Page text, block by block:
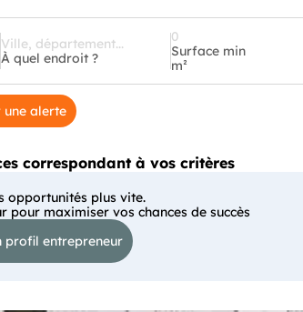
À quel endroit ?
Surface min
m²
une alerte
correspondant à vos critères
opportunités plus vite.
maximiser vos chances de succès
profil entrepreneur